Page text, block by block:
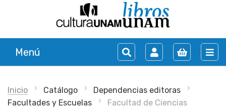
Menú
Inicio Catálogo
Dependencias editoras
Facultades y Escuelas
Facultad de Ciencias